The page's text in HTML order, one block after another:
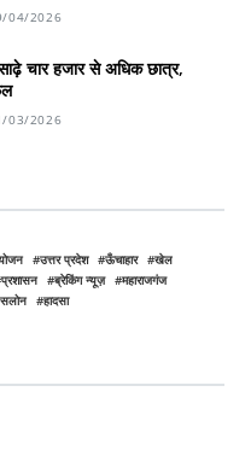
04/2026
साढ़े चार हजार से अधिक छात्र,
03/2026
उत्तर प्रदेश ऊँचाहार
खेल
प्रशासन ब्रेकिंग न्यूज़
महाराजगंज
सलोन हादसा